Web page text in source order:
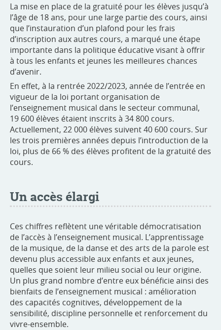
La mise en place de la gratuité pour les élèves jusqu’à
l’âge de 18 ans, pour une large partie des cours, ainsi
que l’instauration d’un plafond pour les frais
d’inscription aux autres cours, a marqué une étape
importante dans la politique éducative visant à offrir
à tous les enfants et jeunes les meilleures chances
d’avenir.
En effet, à la rentrée 2022/2023, année de l’entrée en
vigueur de la loi portant organisation de
l’enseignement musical dans le secteur communal,
19 600 élèves étaient inscrits à 34 800 cours.
Actuellement, 22 000 élèves suivent 40 600 cours. Sur
les trois premières années depuis l’introduction de la
loi, plus de 66 % des élèves profitent de la gratuité des
cours.
Un accès élargi
Ces chiffres reflètent une véritable démocratisation
de l’accès à l’enseignement musical. L’apprentissage
de la musique, de la danse et des arts de la parole est
devenu plus accessible aux enfants et aux jeunes,
quelles que soient leur milieu social ou leur origine.
Un plus grand nombre d’entre eux bénéficie ainsi des
bienfaits de l’enseignement musical : amélioration
des capacités cognitives, développement de la
sensibilité, discipline personnelle et renforcement du
vivre-ensemble.